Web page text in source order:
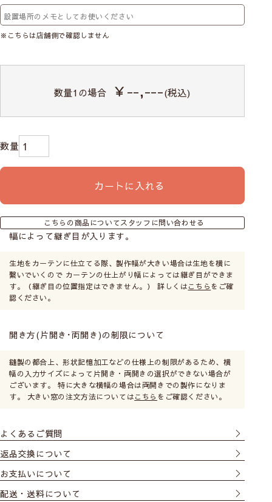
※こちらは店舗側で確認しません
数量1の場合 ￥--,---(税込)
カートに入れる
こちらの商品についてスタッフに問い合わせる
幅によって継ぎ目が入ります。
生地をカーテンに仕立てる際、製作幅が大きい場合は生地を横に
繋いでいくので カーテンの仕上がり幅によっては継ぎ目ができま
す。（継ぎ目の位置指定はできません。） 詳しくはこちら をご確
認ください。
開き方(片開き･両開き)の制限について
縫製の都合上、形状記憶加工などの仕様上の制限があるため、横
幅の入力サイズによって片開き・両開きの選択ができない場合が
ございます。 特に大きな横幅の場合は両開きでの製作になりま
す。 大きい窓の注文方法についてはこちら をご確認ください。
よくあるご質問
返品交換について
お支払いについて
配送・送料について